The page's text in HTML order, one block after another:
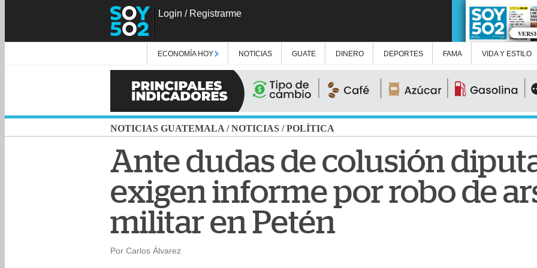
Login / Registrarme
ECONOMÍA HOY NOTICIAS GUATE DINERO DEPORTES FAMA VIDA Y ESTILO
NOTICIAS GUATEMALA /NOTICIAS /POLÍTICA
Ante dudas de colusión
exigen informe por robo de
militar en Petén
Por Carlos Álvarez